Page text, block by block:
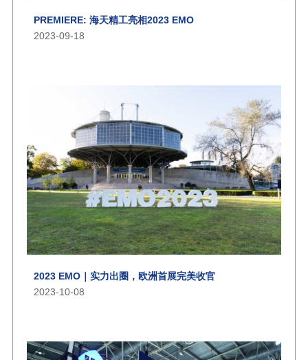
PREMIERE: 海天精工亮相2023 EMO
2023-09-18
2023 EMO｜实力出圈，欧洲首展完美收官
2023-10-08